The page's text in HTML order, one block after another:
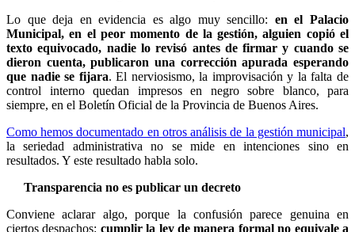
Lo que deja en evidencia es algo muy sencillo: en el Palacio
Municipal, en el peor momento de la gestión, alguien copió el
texto equivocado, nadie lo revisó antes de firmar y cuando se
dieron cuenta, publicaron una corrección apurada esperando
que nadie se fijara. El nerviosismo, la improvisación y la falta de
control interno quedan impresos en negro sobre blanco, para
siempre, en el Boletín Oficial de la Provincia de Buenos Aires.
Como hemos documentado en otros análisis de la gestión municipal,
la seriedad administrativa no se mide en intenciones sino en
resultados. Y este resultado habla solo.
Transparencia no es publicar un decreto
Conviene aclarar algo, porque la confusión parece genuina en
ciertos despachos: cumplir la ley de manera formal no equivale a